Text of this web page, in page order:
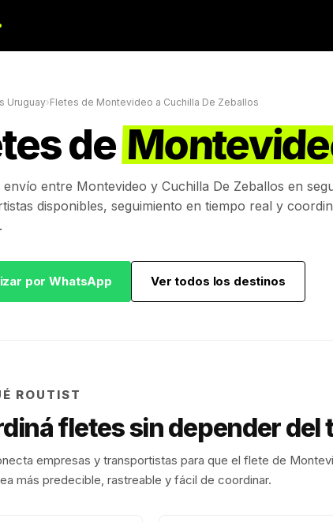
Uruguay›Fletes de Montevideo a Cuchilla De Zeballos
de
envío entre Montevideo y Cuchilla De Zeballos en
disponibles, seguimiento en tiempo real y
por WhatsApp Ver todos los destinos
ROUTIST
fletes sin depender del
empresas y transportistas para que el flete de
más predecible, rastreable y fácil de coordinar.